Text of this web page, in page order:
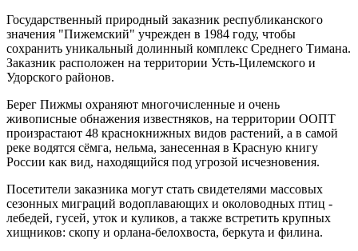
Государственный природный заказник республиканского
значения "Пижемский" учрежден в 1984 году, чтобы
сохранить уникальный долинный комплекс Среднего Тимана.
Заказник расположен на территории Усть-Цилемского и
Удорского районов.
Берег Пижмы охраняют многочисленные и очень
живописные обнажения известняков, на территории ООПТ
произрастают 48 краснокнижных видов растений, а в самой
реке водятся сёмга, нельма, занесенная в Красную книгу
России как вид, находящийся под угрозой исчезновения.
Посетители заказника могут стать свидетелями массовых
сезонных миграций водоплавающих и околоводных птиц -
лебедей, гусей, уток и куликов, а также встретить крупных
хищников: скопу и орлана-белохвоста, беркута и филина.